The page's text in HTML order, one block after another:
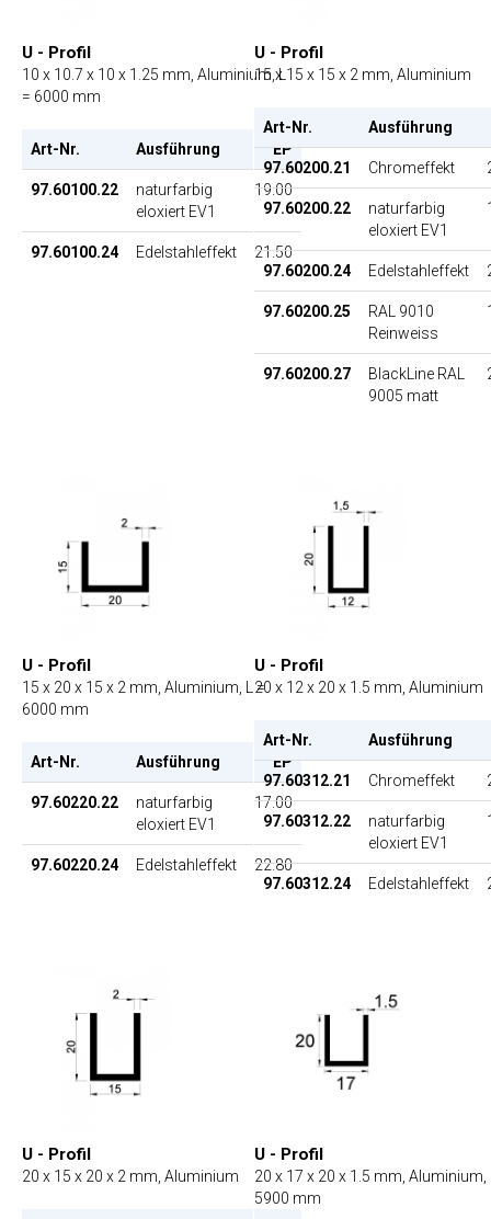
U - Profil
10 x 10.7 x 10 x 1.25 mm, Aluminium, L
= 6000 mm
Art-Nr. Ausführung EP
97.60100.22
naturfarbig
eloxiert EV1
19.00
97.60100.24 Edelstahleffekt 21.50
U - Profil
15 x 15 x 15 x 2 mm, Aluminium
Art-Nr. Ausführung
97.60200.21 Chromeffekt
97.60200.22
naturfarbig
eloxiert EV1
97.60200.24 Edelstahleffekt
97.60200.25
RAL 9010
Reinweiss
97.60200.27
BlackLine RAL
9005 matt
U - Profil
15 x 20 x 15 x 2 mm, Aluminium, L =
6000 mm
Art-Nr. Ausführung EP
97.60220.22
naturfarbig
eloxiert EV1
17.00
97.60220.24 Edelstahleffekt 22.80
U - Profil
20 x 12 x 20 x 1.5 mm, Aluminium
Art-Nr. Ausführung
97.60312.21 Chromeffekt
97.60312.22
naturfarbig
eloxiert EV1
97.60312.24 Edelstahleffekt
U - Profil
20 x 15 x 20 x 2 mm, Aluminium
U - Profil
20 x 17 x 20 x 1.5 mm, Aluminium,
5900 mm